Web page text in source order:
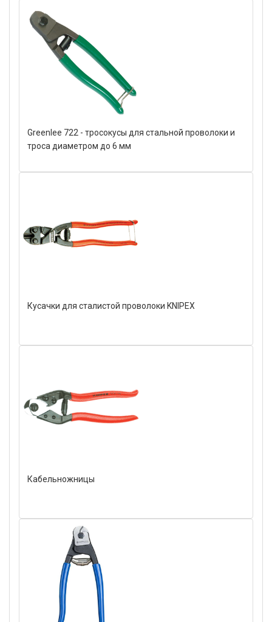
Greenlee 722 - тросокусы для стальной проволоки и
троса диаметром до 6 мм
Кусачки для сталистой проволоки KNIPEX
Кабельножницы